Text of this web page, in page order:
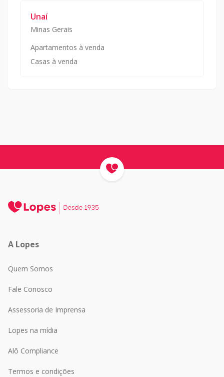
Unaí
Minas Gerais
Apartamentos à venda
Casas à venda
A Lopes
Quem Somos
Fale Conosco
Assessoria de Imprensa
Lopes na mídia
Alô Compliance
Termos e condições